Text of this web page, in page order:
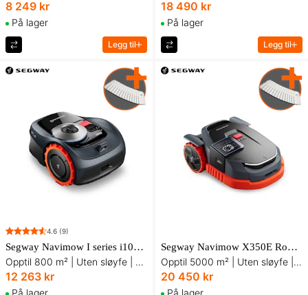
8 249 kr
På lager
Legg til
18 490 kr
På lager
Legg til
4.6 (9)
Segway Navimow I series i108E Robotgressklipper
Opptil 800 m² | Uten sløyfe | AI-basert hinder-gjenkjenning
12 263 kr
Segway Navimow X350E Robotgressklipper
Opptil 5000 m² | Uten sløyfe | Med AI-kamera
20 450 kr